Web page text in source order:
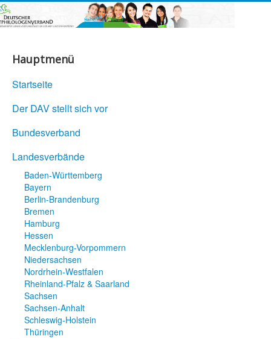
Hauptmenü
Startseite
Der DAV stellt sich vor
Bundesverband
Landesverbände
Baden-Württemberg
Bayern
Berlin-Brandenburg
Bremen
Hamburg
Hessen
Mecklenburg-Vorpommern
Niedersachsen
Nordrhein-Westfalen
Rheinland-Pfalz & Saarland
Sachsen
Sachsen-Anhalt
Schleswig-Holstein
Thüringen